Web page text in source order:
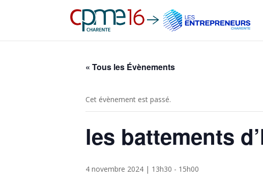
« Tous les Évènements
Cet évènement est passé.
les battements
4 novembre 2024 | 13h30 - 15h00